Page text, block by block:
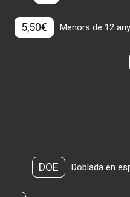
5,50€ Menors de 12
DOE Doblada en